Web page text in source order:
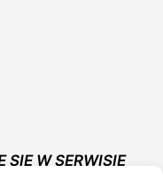
SIĘ W SERWISIE
OFERTY